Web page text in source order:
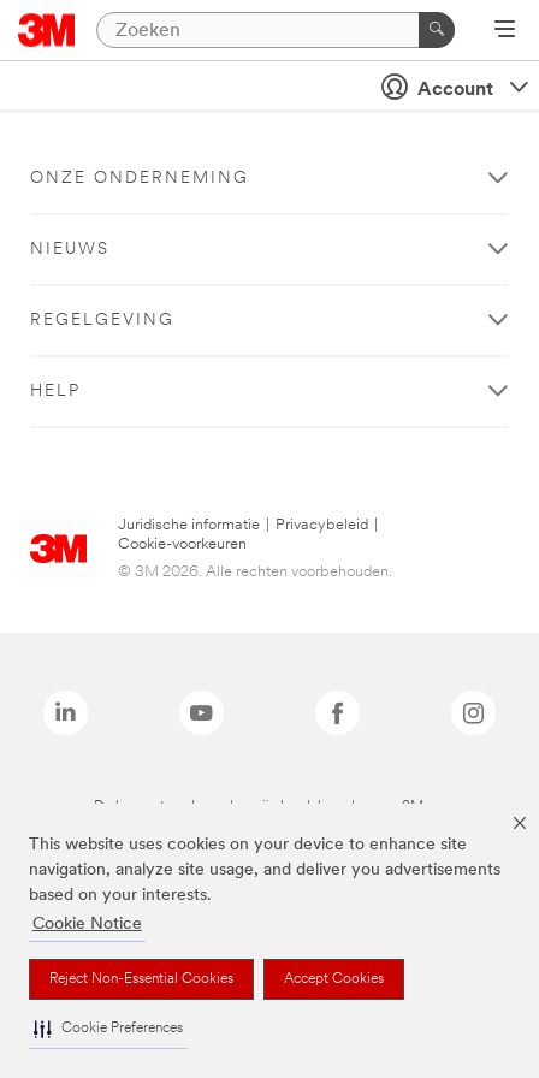
This website uses cookies on your device to enhance site
navigation, analyze site usage, and deliver you advertisements
based on your interests.
Cookie Notice
Reject Non-Essential Cookies Accept Cookies
Cookie Preferences
Account
ONZE ONDERNEMING
NIEUWS
REGELGEVING
HELP
Juridische informatie Privacybeleid
Cookie-voorkeuren
© 3M 2026. Alle rechten voorbehouden.
De bovenstaande merken zijn handelsmerken van 3M.we